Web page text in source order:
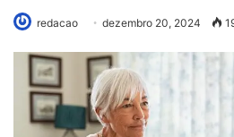
redacao dezembro 20, 2024